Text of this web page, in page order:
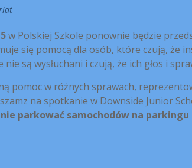
w Polskiej Szkole ponownie będzie
się pomocą dla osób, które czują, że
są wysłuchani i czują, że ich głos i
pomoc w różnych sprawach,
na spotkanie w Downside Junior
parkować samochodów na